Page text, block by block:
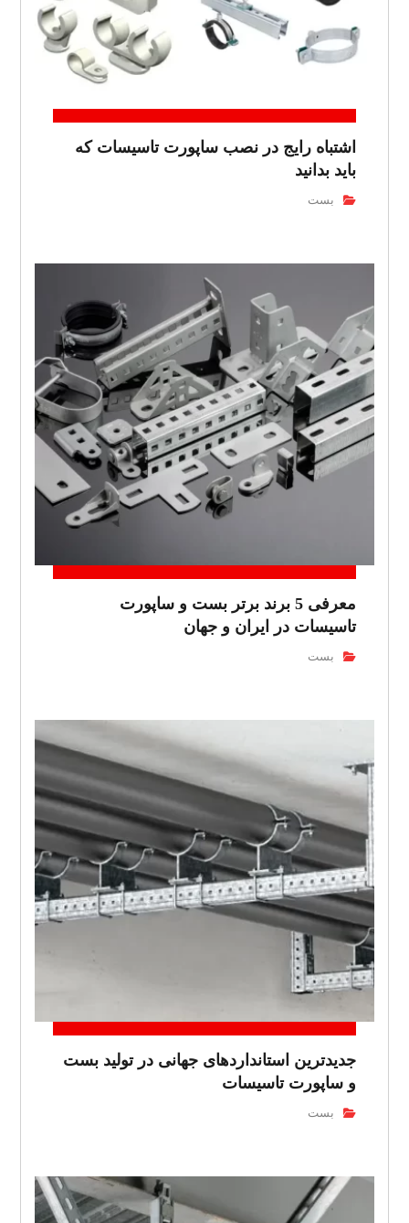
اشتباه رایج در نصب ساپورت تاسیسات که
باید بدانید
بست
معرفی 5 برند برتر بست و ساپورت
تاسیسات در ایران و جهان
بست
جدیدترین استانداردهای جهانی در تولید بست
و ساپورت تاسیسات
بست